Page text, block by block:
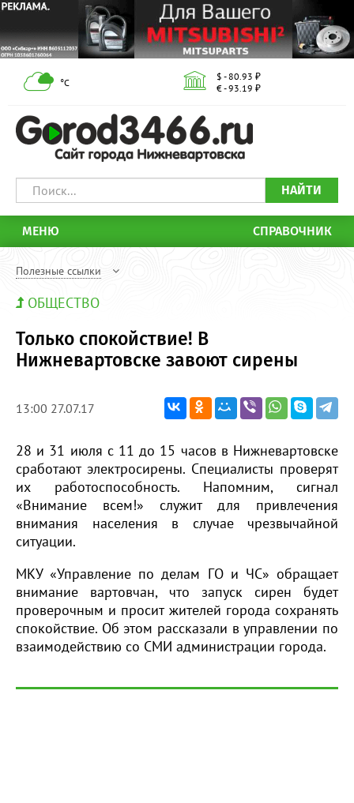
°С
$ - 80.93 ₽
€ - 93.19 ₽
НАЙТИ
МЕНЮ СПРАВОЧНИК
Полезные ссылки
ОБЩЕСТВО
Только спокойствие! В
Нижневартовске завоют сирены
13:00 27.07.17
28 и 31 июля с 11 до 15 часов в Нижневартовске
сработают электросирены. Специалисты проверят
их работоспособность. Напомним, сигнал
«Внимание всем!» служит для привлечения
внимания населения в случае чрезвычайной
ситуации.
МКУ «Управление по делам ГО и ЧС» обращает
внимание вартовчан, что запуск сирен будет
проверочным и просит жителей города сохранять
спокойствие. Об этом рассказали в управлении по
взаимодействию со СМИ администрации города.